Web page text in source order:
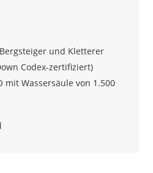
und Kletterer
Codex-zertifiziert)
mit Wassersäule von 1.500